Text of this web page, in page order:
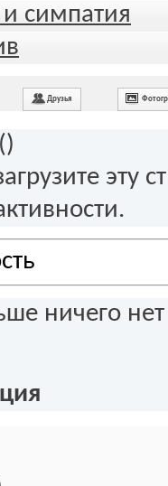
и симпатия
Друзья
)
эту
ничего нет